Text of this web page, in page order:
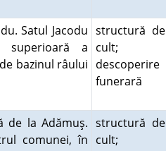
Satul Jacodu
superioară a
bazinul râului
structură de
cult;
descoperire
funerară
de la Adămuş.
comunei, în
structură de
cult;